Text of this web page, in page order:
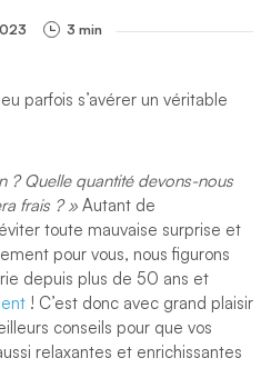
3 min
parfois s’avérer un véritable
? Quelle quantité devons-nous
frais ? »Autant de
toute mauvaise surprise et
pour vous, nous figurons
depuis plus de 50 ans et
! C’est donc avec grand plaisir
conseils pour que vos
relaxantes et enrichissantes